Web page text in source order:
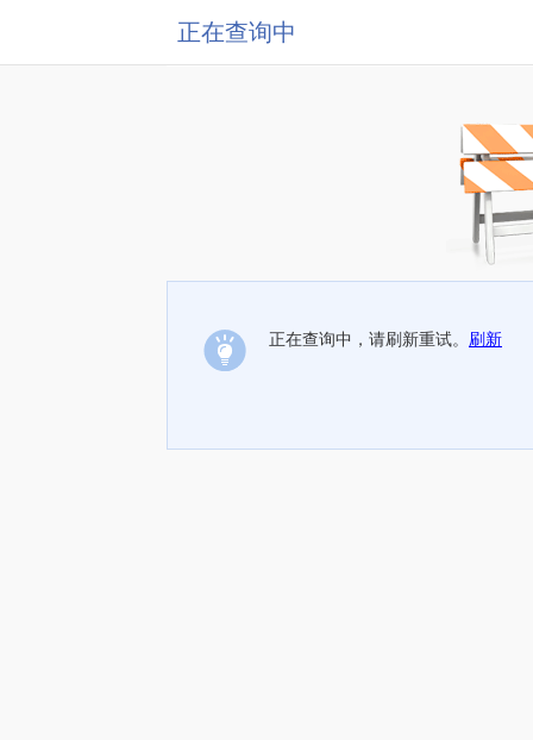
正在查询中
正在查询中，请刷新重试。 刷新